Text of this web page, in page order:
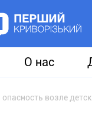
О нас
возле